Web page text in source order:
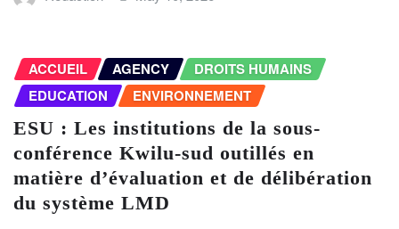
ACCUEIL AGENCY
DROITS HUMAINS
EDUCATION
ENVIRONNEMENT
ESU : Les institutions de la sous-
conférence Kwilu-sud outillés en
matière d’évaluation et de délibération
du système LMD